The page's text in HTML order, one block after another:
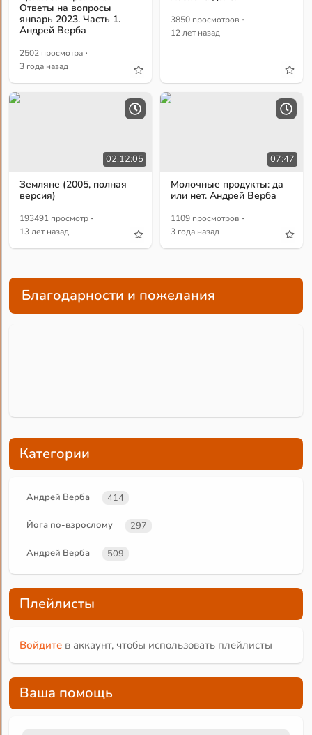
Ответы на вопросы
январь 2023. Часть 1.
Андрей Верба
2502 просмотра ·
3 года назад
3850 просмотров ·
12 лет назад
02:12:05
Земляне (2005, полная
версия)
193491 просмотр ·
13 лет назад
07:47
Молочные продукты: да
или нет. Андрей Верба
1109 просмотров ·
3 года назад
Благодарности и пожелания
Категории
Андрей Верба 414
Йога по-взрослому 297
Андрей Верба 509
Плейлисты
Войдите в аккаунт, чтобы использовать плейлисты
Ваша помощь